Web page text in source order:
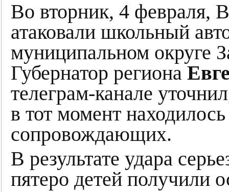
Во вторник, 4
атаковали школьный
муниципальном округе
Губернатор региона
телеграм-канале
в тот момент
сопровождающих.
В результате удара
пятеро детей получили